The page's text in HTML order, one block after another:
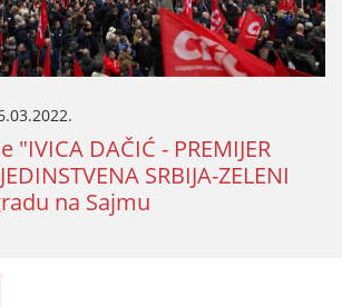
DAČIĆ - PREMIJER
SRBIJA-ZELENI
na Sajmu